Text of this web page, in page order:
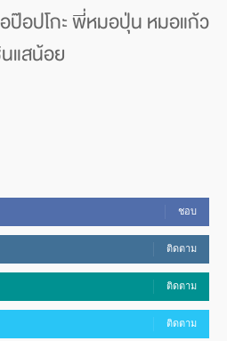
ป๊อปโกะ พี่หมอปุ่น หมอแก้ว
แสน้อย
ชอบ
ติดตาม
ติดตาม
ติดตาม